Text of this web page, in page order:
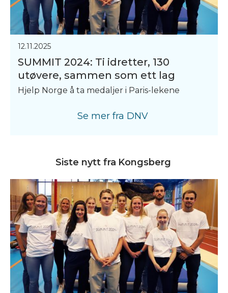
12.11.2025
SUMMIT 2024: Ti idretter, 130
utøvere, sammen som ett lag
Hjelp Norge å ta medaljer i Paris-lekene
Se mer fra DNV
Siste nytt fra Kongsberg